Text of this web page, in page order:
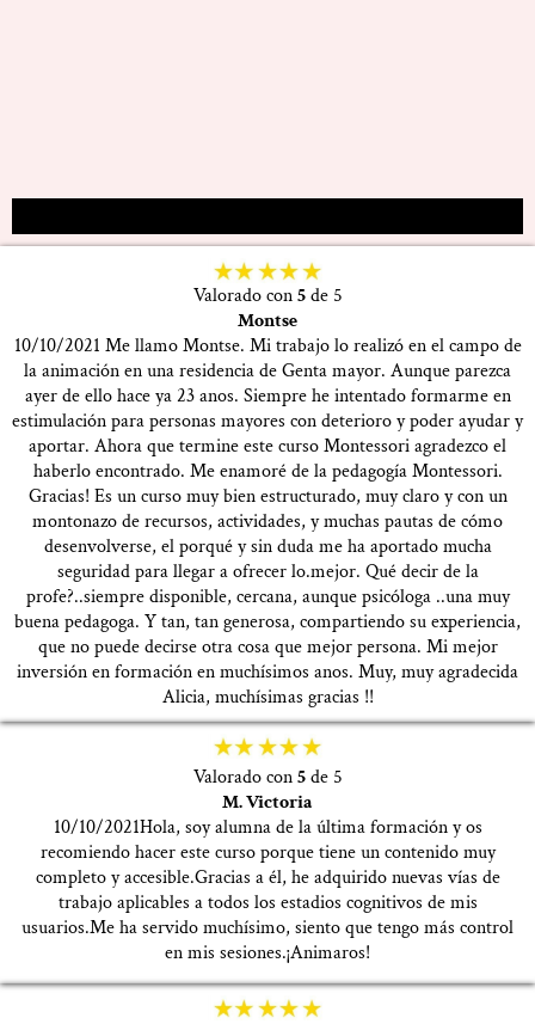
Valorado con5de 5
Montse
10/10/2021 Me llamo Montse. Mi trabajo lo realizó en el campo de
la animación en una residencia de Genta mayor. Aunque parezca
ayer de ello hace ya 23 anos. Siempre he intentado formarme en
estimulación para personas mayores con deterioro y poder ayudar y
aportar. Ahora que termine este curso Montessori agradezco el
haberlo encontrado. Me enamoré de la pedagogía Montessori.
Gracias! Es un curso muy bien estructurado, muy claro y con un
montonazo de recursos, actividades, y muchas pautas de cómo
desenvolverse, el porqué y sin duda me ha aportado mucha
seguridad para llegar a ofrecer lo.mejor. Qué decir de la
profe?..siempre disponible, cercana, aunque psicóloga ..una muy
buena pedagoga. Y tan, tan generosa, compartiendo su experiencia,
que no puede decirse otra cosa que mejor persona. Mi mejor
inversión en formación en muchísimos anos. Muy, muy agradecida
Alicia, muchísimas gracias !!
Valorado con5de 5
M. Victoria
10/10/2021Hola, soy alumna de la última formación y os
recomiendo hacer este curso porque tiene un contenido muy
completo y accesible.Gracias a él, he adquirido nuevas vías de
trabajo aplicables a todos los estadios cognitivos de mis
usuarios.Me ha servido muchísimo, siento que tengo más control
en mis sesiones.¡Animaros!